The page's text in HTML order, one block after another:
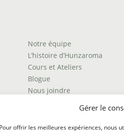
Gérer le
Pour offrir les meilleures expériences, nous
Notre équipe
L’histoire d’Hunzaroma
Cours et Ateliers
Blogue
Nous joindre
Politique de frais d'envoi
Termes et conditions